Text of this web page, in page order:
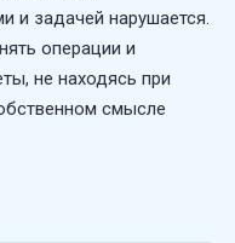
и задачей нарушается.
операции и
не находясь при
смысле